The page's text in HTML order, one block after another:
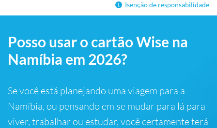
Isenção de responsabilidade
Posso usar o cartão Wise na
Namíbia em 2026?
Se você está planejando uma viagem para a
Namíbia, ou pensando em se mudar para lá para
viver, trabalhar ou estudar, você certamente terá